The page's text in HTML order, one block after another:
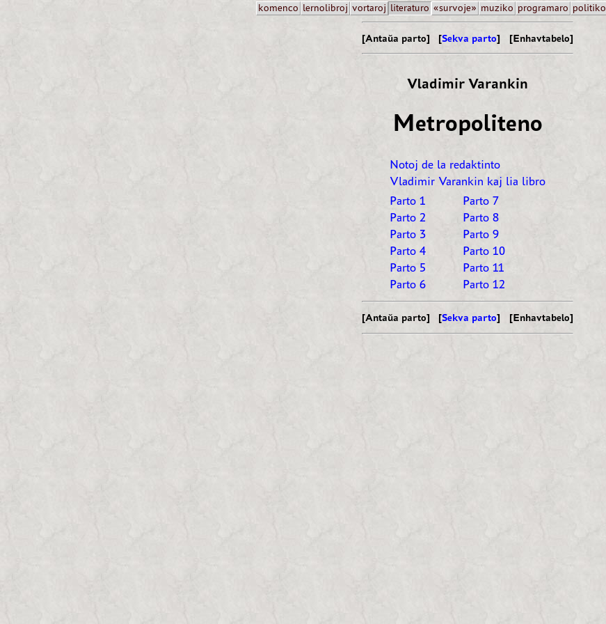
komenco lernolibroj vortaroj literaturo «survoje» muziko programaro politiko
[Antaŭa parto] [Sekva parto] [Enhavtabelo]
Vladimir Varankin
Metropoliteno
Notoj de la redaktinto
Vladimir Varankin kaj lia libro
Parto 1
Parto 2
Parto 3
Parto 4
Parto 5
Parto 6
Parto 7
Parto 8
Parto 9
Parto 10
Parto 11
Parto 12
[Antaŭa parto] [Sekva parto] [Enhavtabelo]